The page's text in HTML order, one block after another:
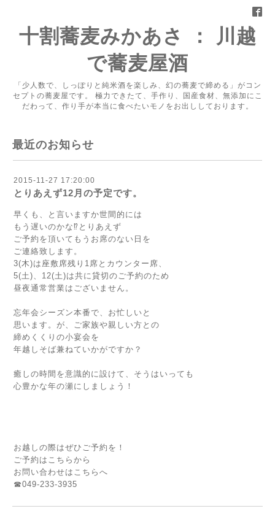
十割蕎麦みかあさ ： 川越
で蕎麦屋酒
「少人数で、しっぽりと純米酒を楽しみ、幻の蕎麦で締める」がコン
セプトの蕎麦屋です。 極力できたて、手作り、国産食材、無添加にこ
だわって、作り手が本当に食べたいモノをお出ししております。
最近のお知らせ
2015-11-27 17:20:00
とりあえず12月の予定です。
早くも、と言いますか世間的には
もう遅いのかな⁉︎とりあえず
ご予約を頂いてもうお席のない日を
ご連絡致します。
3(木)は座敷席残り1席とカウンター席、
5(土)、12(土)は共に貸切のご予約のため
昼夜通常営業はございません。
忘年会シーズン本番で、お忙しいと
思います。が、ご家族や親しい方との
締めくくりの小宴会を
年越しそば兼ねていかがですか？
癒しの時間を意識的に設けて、そうはいっても
心豊かな年の瀬にしましょう！
お越しの際はぜひご予約を！
ご予約はこちらから
お問い合わせはこちらへ
☎︎049-233-3935